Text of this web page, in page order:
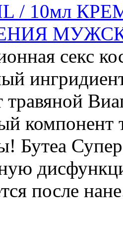
/ 10мл
секс
компонент
Бутеа
после